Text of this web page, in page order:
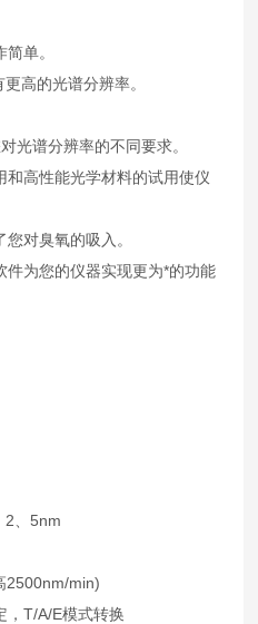
单。
高的光谱分辨率。
光谱分辨率的不同要求。
高性能光学材料的试用使仪
对臭氧的吸入。
件为您的仪器实现更为*的功能
2、5nm
2500nm/min)
，T/A/E模式转换